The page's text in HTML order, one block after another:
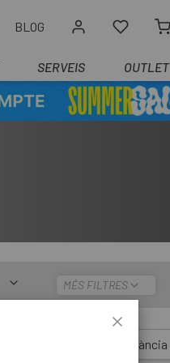
BLOG
SERVEIS OUTLET
MÉS FILTRES
Rellevància